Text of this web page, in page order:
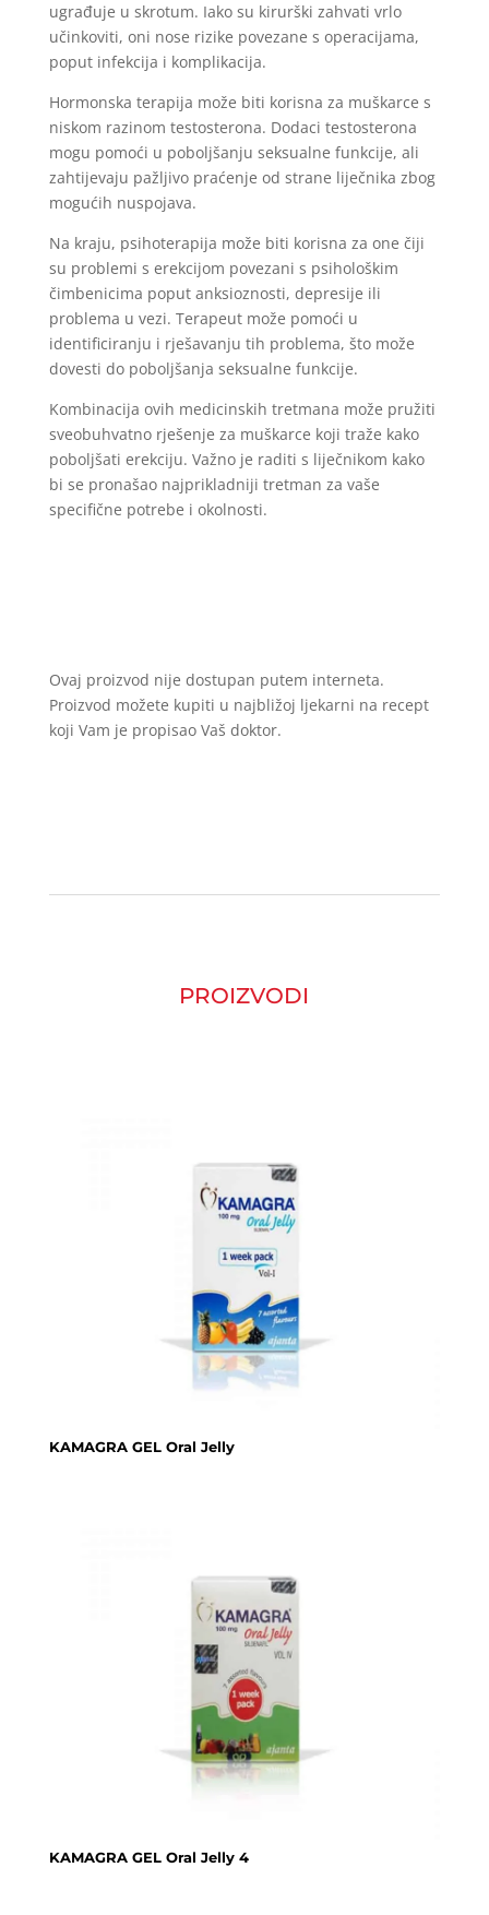
ugrađuje u skrotum. Iako su kirurški zahvati vrlo
učinkoviti, oni nose rizike povezane s operacijama,
poput infekcija i komplikacija.
Hormonska terapija može biti korisna za muškarce s
niskom razinom testosterona. Dodaci testosterona
mogu pomoći u poboljšanju seksualne funkcije, ali
zahtijevaju pažljivo praćenje od strane liječnika zbog
mogućih nuspojava.
Na kraju, psihoterapija može biti korisna za one čiji
su problemi s erekcijom povezani s psihološkim
čimbenicima poput anksioznosti, depresije ili
problema u vezi. Terapeut može pomoći u
identificiranju i rješavanju tih problema, što može
dovesti do poboljšanja seksualne funkcije.
Kombinacija ovih medicinskih tretmana može pružiti
sveobuhvatno rješenje za muškarce koji traže kako
poboljšati erekciju. Važno je raditi s liječnikom kako
bi se pronašao najprikladniji tretman za vaše
specifične potrebe i okolnosti.
Ovaj proizvod nije dostupan putem interneta.
Proizvod možete kupiti u najbližoj ljekarni na recept
koji Vam je propisao Vaš doktor.
PROIZVODI
KAMAGRA GEL Oral Jelly
KAMAGRA GEL Oral Jelly 4